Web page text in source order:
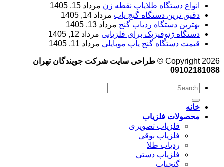
انواع دستگاه طلایاب نقطه زن مرداد 15, 1405
دقیق ترین دستگاه گنج یاب مرداد 14, 1405
بهترین دستگاه ردیاب گنج مرداد 13, 1405
دستگاه ژئوفیزیک برای فلزیابی مرداد 12, 1405
قیمت دستگاه گنج یاب موبایلی مرداد 11, 1405
Copyright 2026 ©
طراحی سایت شرکت جویندگان تهران
09102181088
خانه
محصولات فلزیاب
فلزیاب تصویری
فلزیاب بوقی
ردیاب طلا
فلزیاب دستی
گنجیاب